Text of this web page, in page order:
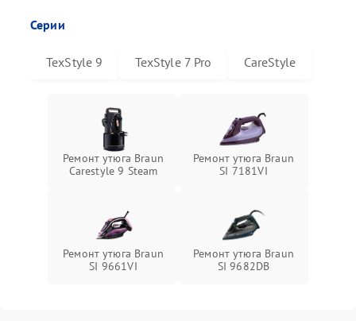
Серии
TexStyle 9 TexStyle 7 Pro CareStyle
Ремонт утюга Braun
Carestyle 9 Steam
Ремонт утюга Braun
SI 7181VI
Ремонт утюга Braun
SI 9661VI
Ремонт утюга Braun
SI 9682DB